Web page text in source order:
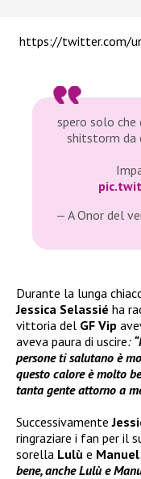
https://twitter.com/
spero solo che
shitstorm
— A Onor del
Durante la lunga
Jessica Selassié ha
vittoria del GF Vip
aveva paura di uscire:
persone ti salutano è
questo calore è molto
tanta gente attorno a
Successivamente
ringraziare i fan per il
sorella Lulù e Manuel:
bene, anche Lulù e